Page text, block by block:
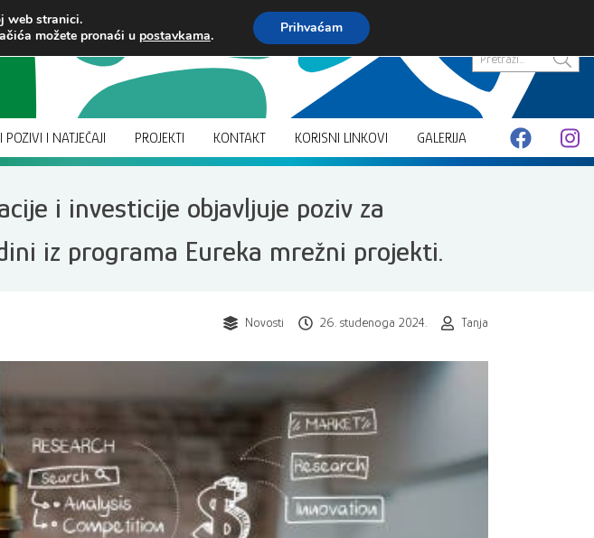
Pretraži...
POZIVI I NATJEČAJI PROJEKTI KONTAKT KORISNI LINKOVI GALERIJA
i investicije objavljuje poziv za
iz programa Eureka mrežni projekti.
Novosti 26. studenoga 2024. Tanja
web stranici.
možete pronaći u postavkama. Prihvaćam